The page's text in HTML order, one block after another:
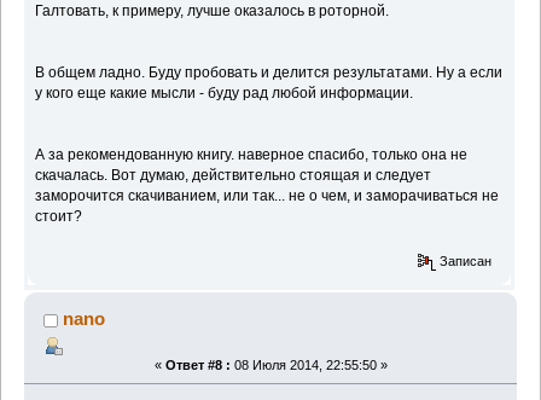
Галтовать, к примеру, лучше оказалось в роторной.
В общем ладно. Буду пробовать и делится результатами. Ну а если
у кого еще какие мысли - буду рад любой информации.
А за рекомендованную книгу. наверное спасибо, только она не
скачалась. Вот думаю, действительно стоящая и следует
заморочится скачиванием, или так... не о чем, и заморачиваться не
стоит?
Записан
nano
« Ответ #8 : 08 Июля 2014, 22:55:50 »